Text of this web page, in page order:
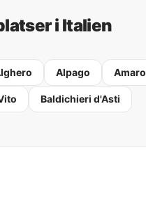
i Italien
Alpago Amaro
Baldichieri d'Asti